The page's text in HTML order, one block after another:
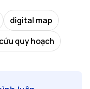
digital map
quy hoạch